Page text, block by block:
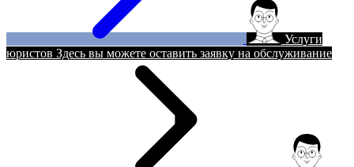
Услуги
юристов Здесь вы можете оставить заявку на обслуживание